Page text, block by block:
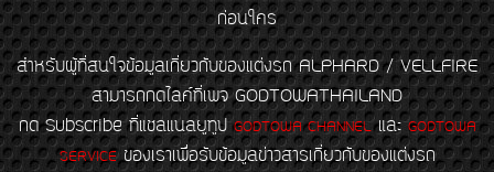
ก่อนใคร
สำหรับผู้ที่สนใจข้อมูลเกี่ยวกับของแต่งรถ ALPHARD / VELLFIRE
สามารถกดไลค์ที่เพจ GODTOWATHAILAND
กด Subscribe ที่แชลแนลยูทูปGODTOWA CHANNELและGODTOWA
SERVICEของเราเพื่อรับข้อมูลข่าวสารเกี่ยวกับของแต่งรถ